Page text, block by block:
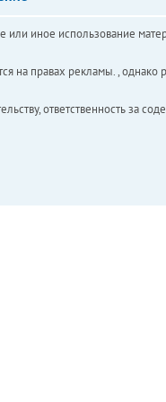
иное использование
правах рекламы. , однако
ответственность за